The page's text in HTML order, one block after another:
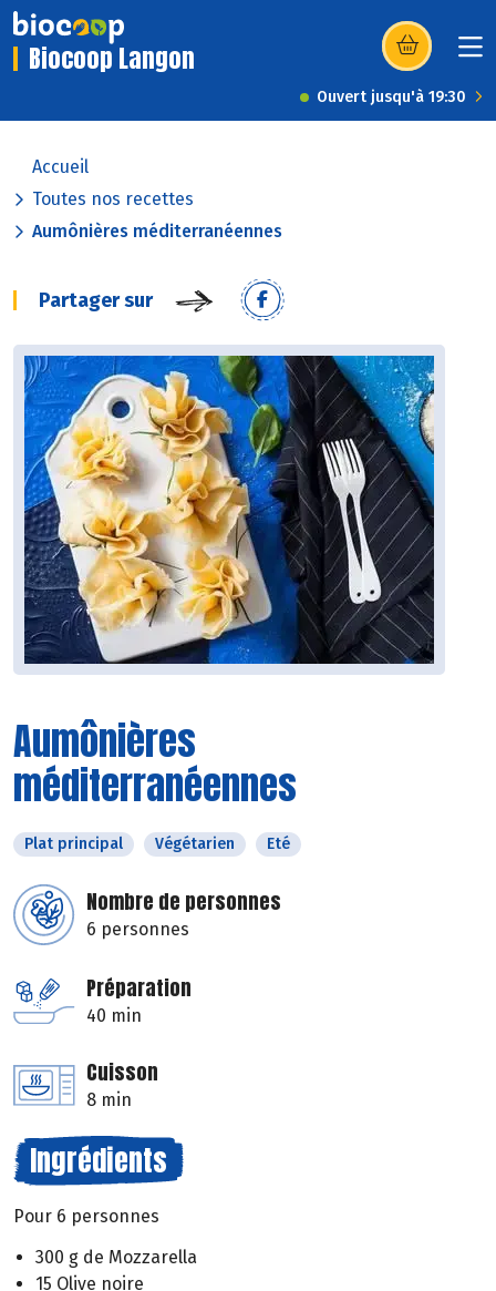
Biocoop Langon (s’ouvre dans
Ouvert jusqu'à 19:30
Accueil
Toutes nos recettes
Aumônières méditerranéennes
Partager sur
Aumônières
méditerranéennes
Plat principal Végétarien Eté
Nombre de personnes
6 personnes
Préparation
40 min
Cuisson
8 min
Ingrédients
Pour 6 personnes
300 g de Mozzarella
15 Olive noire